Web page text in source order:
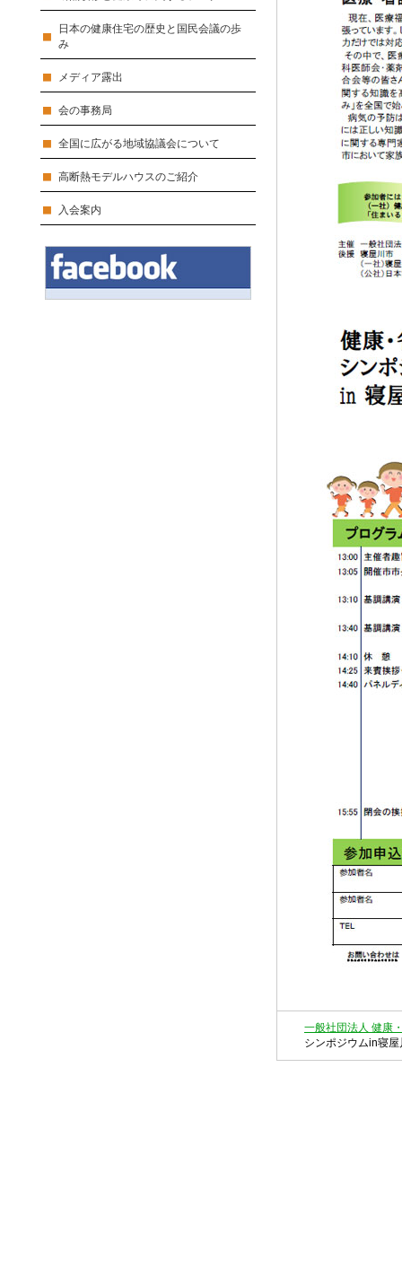
日本の健康住宅の歴史と国民会議の歩
み
メディア露出
会の事務局
全国に広がる地域協議会について
高断熱モデルハウスのご紹介
入会案内
一般社団法人 健康
シンポジウムin寝